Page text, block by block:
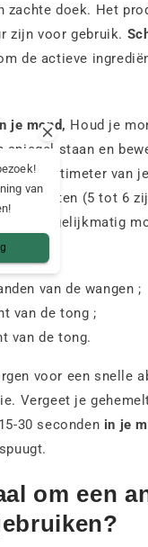
zachte doek. Het
zijn voor gebruik.
de actieve
je mond, Houd je
spiegel staan en
centimeter van
(5 tot 6
zo gelijkmatig
van de wangen ;
van de tong ;
van de tong.
voor een snelle
Vergeet je
30 seconden in je
om een
van